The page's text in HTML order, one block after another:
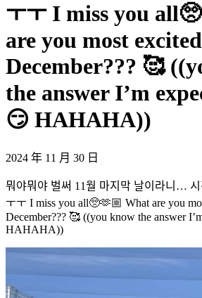
ㅜㅜ I miss you
are you most
December??? 🥰
the answer I’m
😏 HAHAHA))
2024 年 11 月 30 日
뭐야뭐야 벌써 11월 마지막 날이라니…
ㅜㅜ I miss you all🥺🫶🏼 What are you
December??? 🥰 ((you know the answer
HAHAHA))